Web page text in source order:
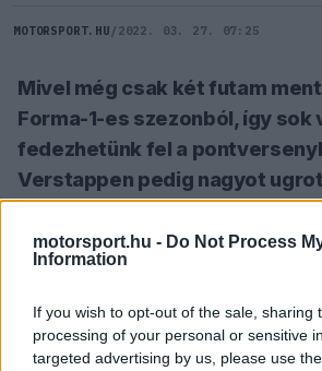
motorsport.hu - Do Not Process
Information
If you wish to opt-out of the sale, sharing
processing of your personal or sensitive
targeted advertising by us, please use
MOTORSPORT.HU / 2022. 03. 27. 07:25
Mivel még csak két futam
Forma-1-es szezonból, így sok
fedezhetünk fel a
Verstappen pedig nagyot
DzsiddábanMax Verstappen